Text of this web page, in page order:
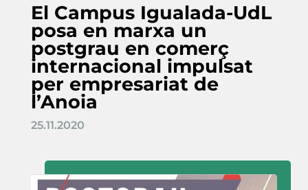
El Campus Igualada-UdL
posa en marxa un
postgrau en comerç
internacional impulsat
per empresariat de
l’Anoia
25.11.2020